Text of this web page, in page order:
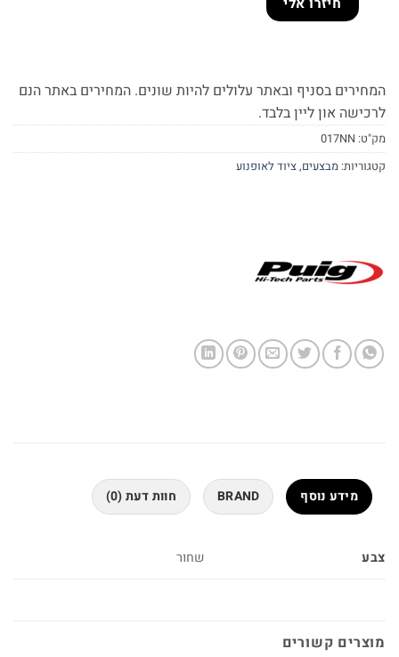
המחירים בסניף ובאתר עלולים להיות שונים. המחירים באתר הנם
לרכישה און ליין בלבד.
מק"ט: 017NN
קטגוריות: מבצעים,ציוד לאופנוע
מידע נוסף BRAND חוות דעת (0)
צבע שחור
מוצרים קשורים